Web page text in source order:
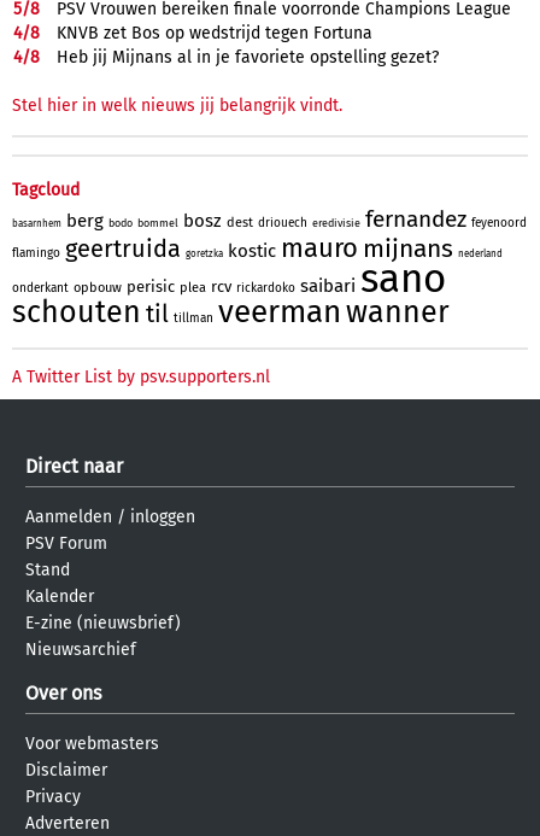
5/8
PSV Vrouwen bereiken finale voorronde Champions League
4/8
KNVB zet Bos op wedstrijd tegen Fortuna
4/8 Heb jij Mijnans al in je favoriete opstelling gezet?
Stel hier in welk nieuws jij belangrijk vindt.
Tagcloud
basarnhem berg bodo bommel bosz dest driouech eredivisie fernandez feyenoord
flamingo geertruida goretzka kostic mauro mijnans nederland
onderkant opbouw perisic plea rcv rickardoko saibari sano
schouten til tillman veerman wanner
A Twitter List by psv.supporters.nl
Direct naar
Aanmelden / inloggen
PSV Forum
Stand
Kalender
E-zine (nieuwsbrief)
Nieuwsarchief
Over ons
Voor webmasters
Disclaimer
Privacy
Adverteren